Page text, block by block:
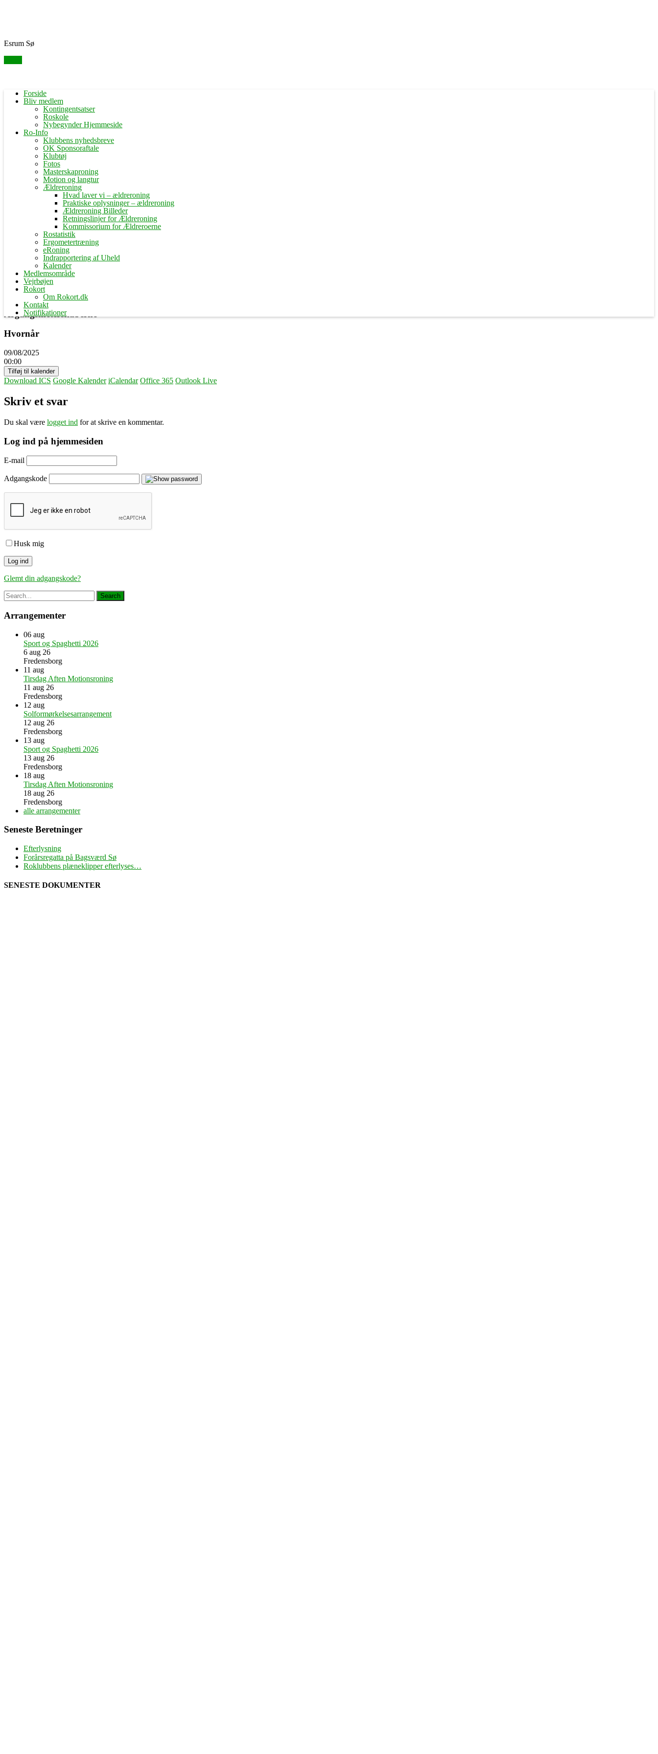
Esrum Sø
Forside
Bliv medlem
Kontingentsatser
Roskole
Nybegynder Hjemmeside
Ro-Info
Klubbens nyhedsbreve
OK Sponsoraftale
Klubtøj
Fotos
Masterskaproning
Motion og langtur
Ældreroning
Hvad laver vi – ældreroning
Praktiske oplysninger – ældreroning
Ældreroning Billeder
Retningslinjer for Ældreroning
Kommissorium for Ældreroerne
Rostatistik
Ergometertræning
eRoning
Indrapportering af Uheld
Kalender
Medlemsområde
Vejrbøjen
Rokort
Om Rokort.dk
Kontakt
Notifikationer
Argangsmeterskaberne
Hvornår
09/08/2025
00:00
Tilføj til kalender
Download ICS Google Kalender iCalendar Office 365 Outlook Live
Skriv et svar
Du skal være logget ind for at skrive en kommentar.
Log ind på hjemmesiden
E-mail
Adgangskode
Husk mig
Glemt din adgangskode?
Arrangementer
06 aug
Sport og Spaghetti 2026
6 aug 26
Fredensborg
11 aug
Tirsdag Aften Motionsroning
11 aug 26
Fredensborg
12 aug
Solformørkelsesarrangement
12 aug 26
Fredensborg
13 aug
Sport og Spaghetti 2026
13 aug 26
Fredensborg
18 aug
Tirsdag Aften Motionsroning
18 aug 26
Fredensborg
alle arrangementer
Seneste Beretninger
Efterlysning
Forårsregatta på Bagsværd Sø
Roklubbens plæneklipper efterlyses…
SENESTE DOKUMENTER